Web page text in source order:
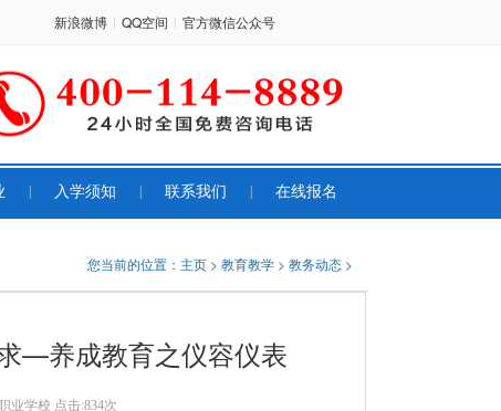
新浪微博 | QQ空间 | 官方微信公众号
入学须知 联系我们 在线报名
您当前的位置： 主页 > 教育教学 > 教务动态 >
—养成教育之仪容仪表
业学校 点击:834次